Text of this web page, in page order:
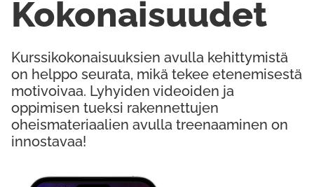
Kurssikokonaisuuksien avulla kehittymistä
on helppo seurata, mikä tekee etenemisestä
motivoivaa. Lyhyiden videoiden ja
oppimisen tueksi rakennettujen
oheismateriaalien avulla treenaaminen on
innostavaa!
Kokonaisuudet